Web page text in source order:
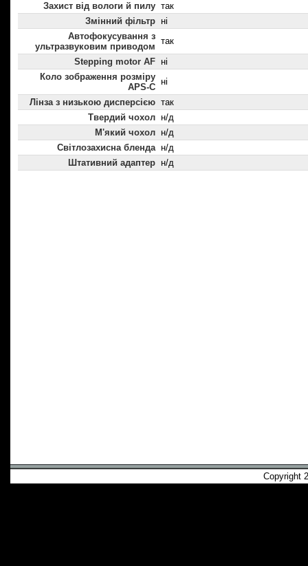
Захист від вологи й пилу так
Змінний фільтр ні
Автофокусування з
ультразвуковим приводом
так
Stepping motor AF ні
Коло зображення розміру
APS-C
ні
Лінза з низькою дисперсією так
Твердий чохол н/д
М'який чохол н/д
Світлозахисна бленда н/д
Штативний адаптер н/д
Copyright